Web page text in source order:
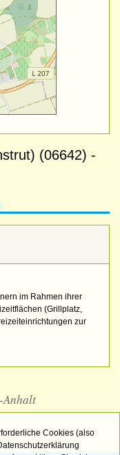
Cookies (also
(06642) -
im Rahmen ihrer
(Grillplatz,
zur
Anhalt